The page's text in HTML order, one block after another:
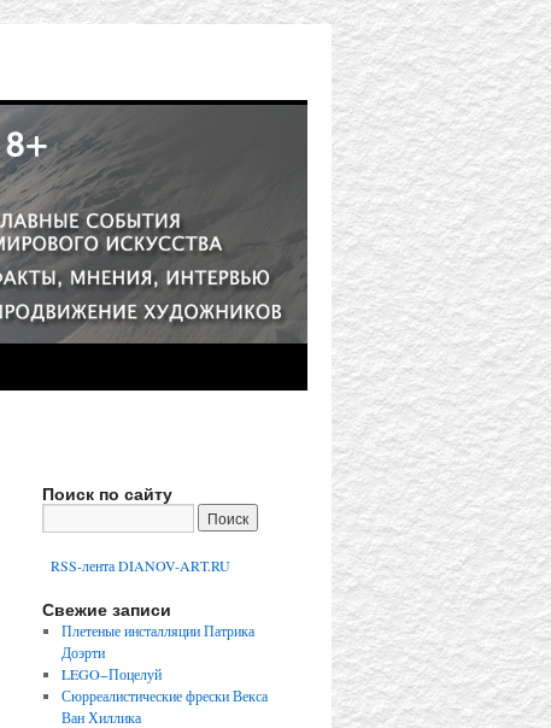
Поиск по сайту
RSS-лента DIANOV-ART.RU
Свежие записи
Плетеные инсталляции Патрика
Доэрти
LEGO−Поцелуй
Сюрреалистические фрески Векса
Ван Хиллика